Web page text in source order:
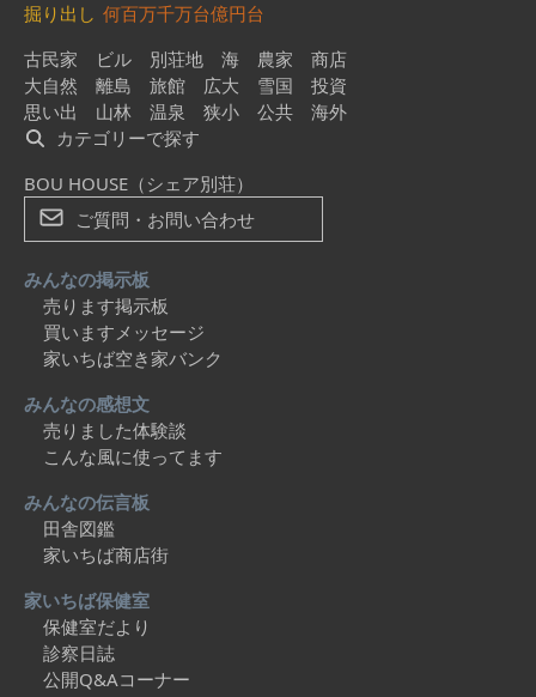
掘り出し 何百万千万台億円台
古民家
ビル 別荘地 海 農家
商店
大自然
離島 旅館 広大 雪国
投資
思い出
山林 温泉 狭小 公共
海外
カテゴリーで探す
BOU HOUSE（シェア別荘）
ご質問・お問い合わせ
みんなの掲示板
売ります掲示板
買いますメッセージ
家いちば空き家バンク
みんなの感想文
売りました体験談
こんな風に使ってます
みんなの伝言板
田舎図鑑
家いちば商店街
家いちば保健室
保健室だより
診察日誌
公開Q&Aコーナー